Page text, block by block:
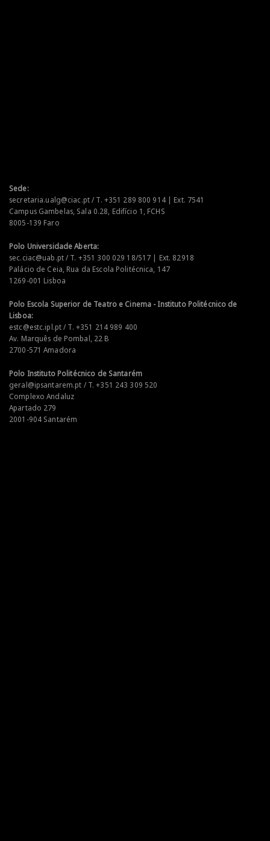
Sede:
secretaria.ualg@ciac.pt / T. +351 289 800 914 | Ext. 7541
Campus Gambelas, Sala 0.28, Edifício 1, FCHS
8005-139 Faro
Polo Universidade Aberta:
sec.ciac@uab.pt / T. +351 300 029 18/517 | Ext. 82918
Palácio de Ceia, Rua da Escola Politécnica, 147
1269-001 Lisboa
Polo Escola Superior de Teatro e Cinema - Instituto Politécnico de
Lisboa:
estc@estc.ipl.pt / T. +351 214 989 400
Av. Marquês de Pombal, 22 B
2700-571 Amadora
Polo Instituto Politécnico de Santarém
geral@ipsantarem.pt / T. +351 243 309 520
Complexo Andaluz
Apartado 279
2001-904 Santarém